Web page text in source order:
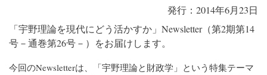
発行：2014年6月23日
「宇野理論を現代にどう活かすか」Newsletter（第2期第14
号－通巻第26号－）をお届けします。
今回のNewsletterは、「宇野理論と財政学」という特集テーマ